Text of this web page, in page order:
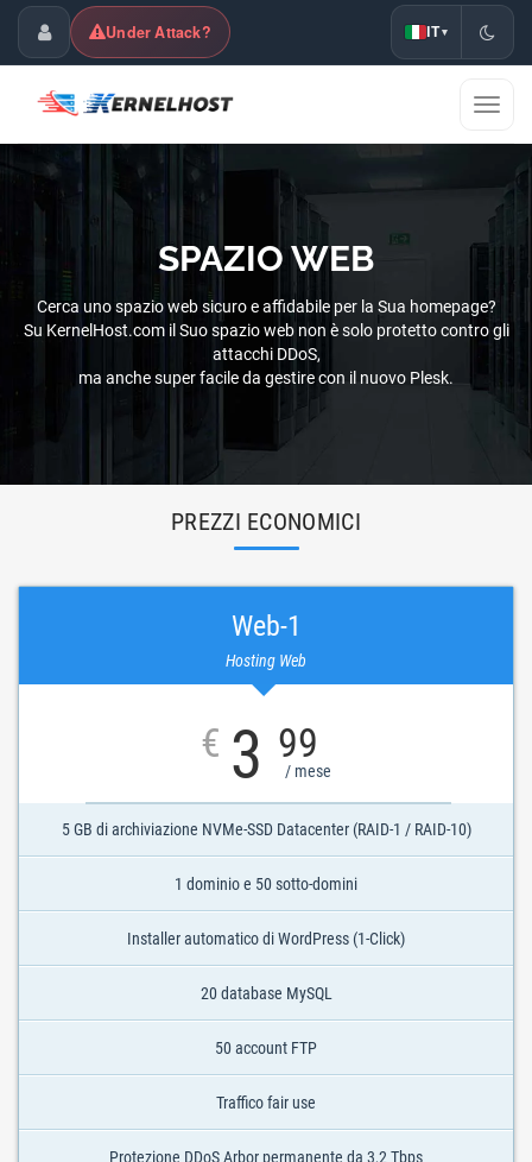
Area ClientiUnder Attack? IT▾
SPAZIO WEB
Cerca uno spazio web sicuro e affidabile per la Sua homepage?
Su KernelHost.com il Suo spazio web non è solo protetto contro gli
attacchi DDoS,
ma anche super facile da gestire con il nuovo Plesk.
PREZZI ECONOMICI
Web-1
Hosting Web
€ 3 99
/ mese
5 GB di archiviazione NVMe-SSD Datacenter (RAID-1 / RAID-10)
1 dominio e 50 sotto-domini
Installer automatico di WordPress (1-Click)
20 database MySQL
50 account FTP
Traffico fair use
Protezione DDoS Arbor permanente da 3,2 Tbps